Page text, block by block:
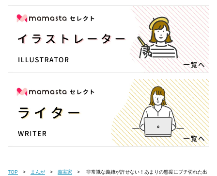
TOP まんが 義実家